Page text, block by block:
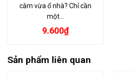
cắm vừa ổ nhà? Chỉ cần
một…
9.600₫
Sản phẩm liên quan